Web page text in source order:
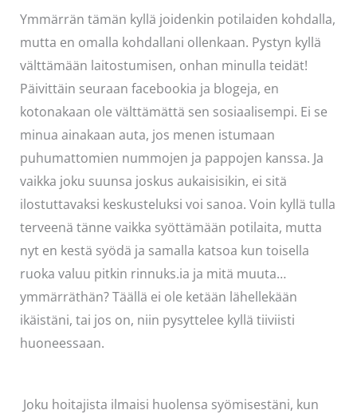
Ymmärrän tämän kyllä joidenkin potilaiden kohdalla,
mutta en omalla kohdallani ollenkaan. Pystyn kyllä
välttämään laitostumisen, onhan minulla teidät!
Päivittäin seuraan facebookia ja blogeja, en
kotonakaan ole välttämättä sen sosiaalisempi. Ei se
minua ainakaan auta, jos menen istumaan
puhumattomien nummojen ja pappojen kanssa. Ja
vaikka joku suunsa joskus aukaisisikin, ei sitä
ilostuttavaksi keskusteluksi voi sanoa. Voin kyllä tulla
terveenä tänne vaikka syöttämään potilaita, mutta
nyt en kestä syödä ja samalla katsoa kun toisella
ruoka valuu pitkin rinnuks.ia ja mitä muuta…
ymmärräthän? Täällä ei ole ketään lähellekään
ikäistäni, tai jos on, niin pysyttelee kyllä tiiviisti
huoneessaan.
Joku hoitajista ilmaisi huolensa syömisestäni, kun